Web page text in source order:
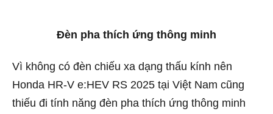
Đèn pha thích ứng thông minh
Vì không có đèn chiếu xa dạng thấu kính nên
Honda HR-V e:HEV RS 2025 tại Việt Nam cũng
thiếu đi tính năng đèn pha thích ứng thông minh